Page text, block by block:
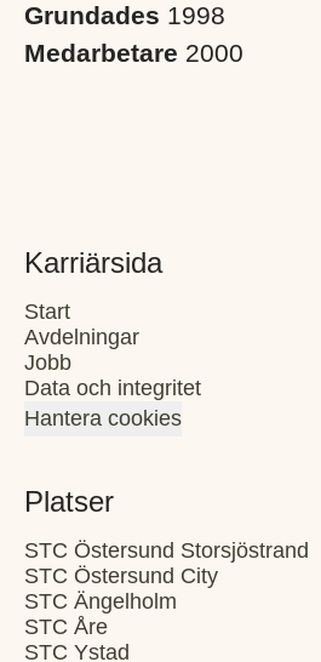
Grundades 1998
Medarbetare 2000
Karriärsida
Start
Avdelningar
Jobb
Data och integritet
Hantera cookies
Platser
STC Östersund Storsjöstrand
STC Östersund City
STC Ängelholm
STC Åre
STC Ystad